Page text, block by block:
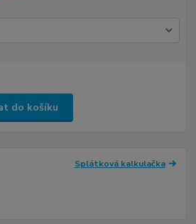
do košíku
Splátková kalkulačka